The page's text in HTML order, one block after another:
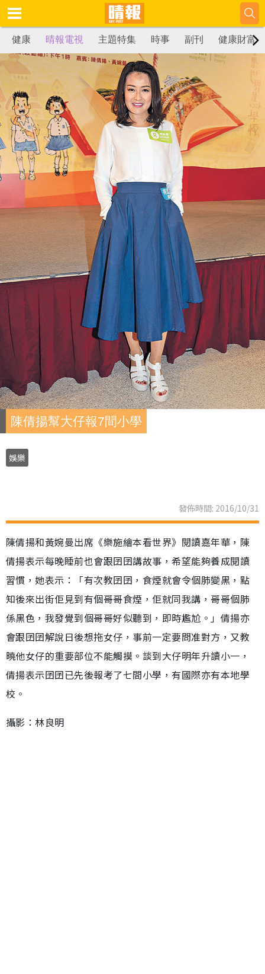
健康 晴報電視 主題特集 時事 副刊 健康財富
陳倩揚幫大仔報7間小學
娛樂
發佈時間: 2016/10/31
陳倩揚和黃婉曼出席《樂施繪本看世界》閱讀嘉年華，陳
倩揚表示每晚睡前也會跟囝囝講故事，希望能夠養成閱讀
習慣，她表示：「有次教囝囝，食煙就會令個肺變黑，點
知後來出街佢見到有個哥哥食煙，佢就同我講，哥哥個肺
係黑色，我發覺到個哥哥好似聽到，即時尷尬。」倩揚亦
會跟囝囝解說日後想拖女仔，事前一定要問准對方，又教
曉他女仔的重要部位不能觸摸。談到大仔明年升讀小一，
倩揚表示囝囝已先後報考了七間小學，有國際亦有本地學
校。
攝影：林良明